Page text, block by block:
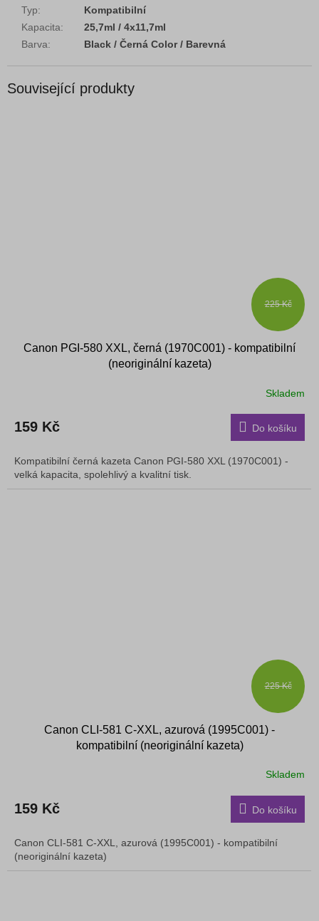
Typ:
Kompatibilní
Kapacita:
25,7ml / 4x11,7ml
Barva: Black / Černá Color / Barevná
Související produkty
225 Kč
Canon PGI-580 XXL, černá (1970C001) - kompatibilní
(neoriginální kazeta)
Skladem
159 Kč Do košíku
Kompatibilní černá kazeta Canon PGI-580 XXL (1970C001) -
velká kapacita, spolehlivý a kvalitní tisk.
225 Kč
Canon CLI-581 C-XXL, azurová (1995C001) -
kompatibilní (neoriginální kazeta)
Skladem
159 Kč Do košíku
Canon CLI-581 C-XXL, azurová (1995C001) - kompatibilní
(neoriginální kazeta)